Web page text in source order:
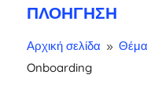
ΠΛΟΉΓΗΣΗ
Αρχική σελίδα 9 Θέμα
Onboarding